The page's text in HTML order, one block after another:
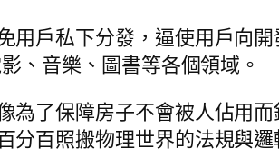
戶私下分發，逼使用戶向
、音樂、圖書等各個領域。
了保障房子不會被人佔用
百照搬物理世界的法規與